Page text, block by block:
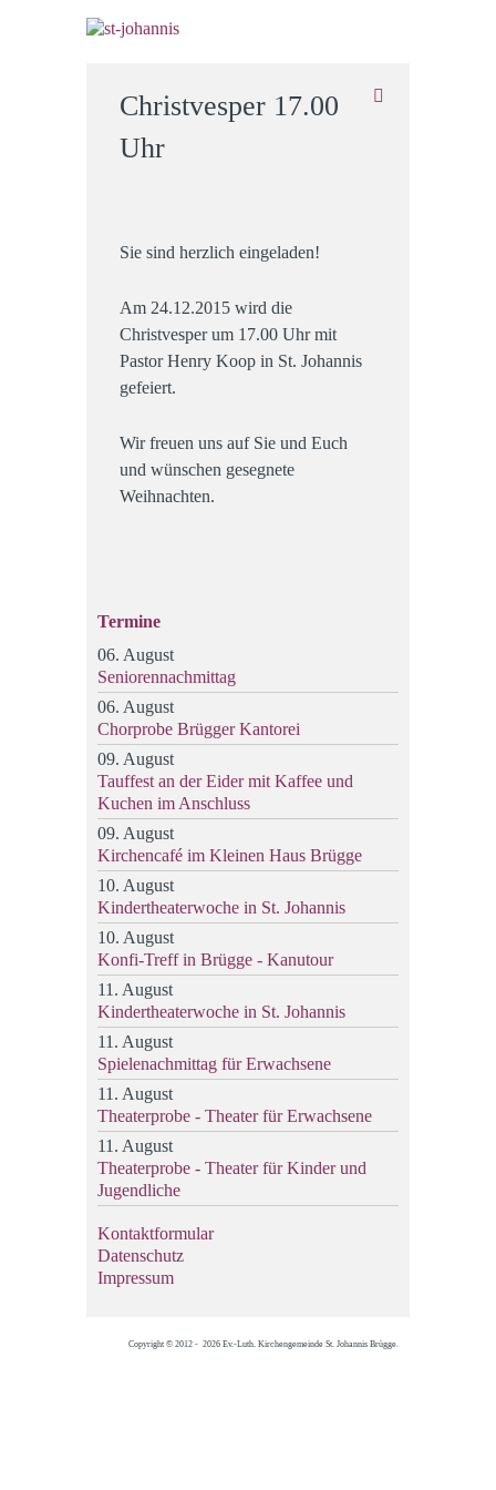
Christvesper 17.00
Uhr
Sie sind herzlich eingeladen!
Am 24.12.2015 wird die
Christvesper um 17.00 Uhr mit
Pastor Henry Koop in St. Johannis
gefeiert.
Wir freuen uns auf Sie und Euch
und wünschen gesegnete
Weihnachten.
Termine
06. August
Seniorennachmittag
06. August
Chorprobe Brügger Kantorei
09. August
Tauffest an der Eider mit Kaffee und
Kuchen im Anschluss
09. August
Kirchencafé im Kleinen Haus Brügge
10. August
Kindertheaterwoche in St. Johannis
10. August
Konfi-Treff in Brügge - Kanutour
11. August
Kindertheaterwoche in St. Johannis
11. August
Spielenachmittag für Erwachsene
11. August
Theaterprobe - Theater für Erwachsene
11. August
Theaterprobe - Theater für Kinder und
Jugendliche
Kontaktformular
Datenschutz
Impressum
Copyright © 2012 - 2026 Ev.-Luth. Kirchengemeinde St. Johannis Brügge.